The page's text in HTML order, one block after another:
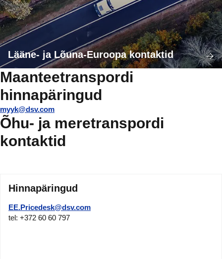
Lääne- ja Lõuna-Euroopa kontaktid
Maanteetranspordi
hinnapäringud
myyk@dsv.com
Õhu- ja meretranspordi
kontaktid
Hinnapäringud
EE.Pricedesk@dsv.com
tel: +372 60 60 797